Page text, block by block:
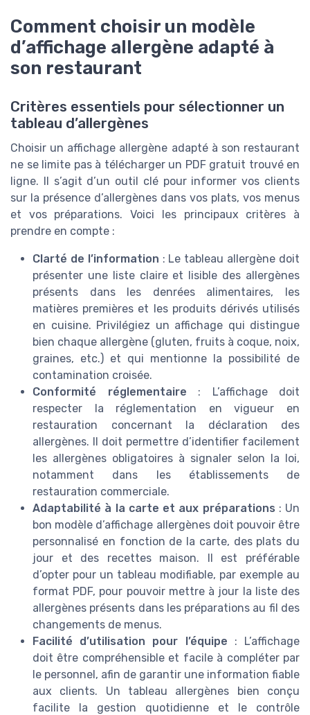
Comment choisir un modèle
d’affichage allergène adapté à
son restaurant
Critères essentiels pour sélectionner un
tableau d’allergènes
Choisir un affichage allergène adapté à son restaurant
ne se limite pas à télécharger un PDF gratuit trouvé en
ligne. Il s’agit d’un outil clé pour informer vos clients
sur la présence d’allergènes dans vos plats, vos menus
et vos préparations. Voici les principaux critères à
prendre en compte :
Clarté de l’information : Le tableau allergène doit
présenter une liste claire et lisible des allergènes
présents dans les denrées alimentaires, les
matières premières et les produits dérivés utilisés
en cuisine. Privilégiez un affichage qui distingue
bien chaque allergène (gluten, fruits à coque, noix,
graines, etc.) et qui mentionne la possibilité de
contamination croisée.
Conformité réglementaire : L’affichage doit
respecter la réglementation en vigueur en
restauration concernant la déclaration des
allergènes. Il doit permettre d’identifier facilement
les allergènes obligatoires à signaler selon la loi,
notamment dans les établissements de
restauration commerciale.
Adaptabilité à la carte et aux préparations : Un
bon modèle d’affichage allergènes doit pouvoir être
personnalisé en fonction de la carte, des plats du
jour et des recettes maison. Il est préférable
d’opter pour un tableau modifiable, par exemple au
format PDF, pour pouvoir mettre à jour la liste des
allergènes présents dans les préparations au fil des
changements de menus.
Facilité d’utilisation pour l’équipe : L’affichage
doit être compréhensible et facile à compléter par
le personnel, afin de garantir une information fiable
aux clients. Un tableau allergènes bien conçu
facilite la gestion quotidienne et le contrôle